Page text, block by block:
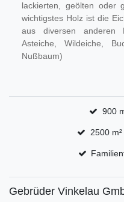
lackierten, geölten oder
wichtigstes Holz ist die
aus diversen anderen
Asteiche, Wildeiche,
Nußbaum)
900
2500
Gebrüder Vinkelau